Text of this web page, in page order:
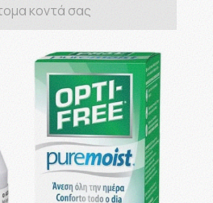
κοντά σας